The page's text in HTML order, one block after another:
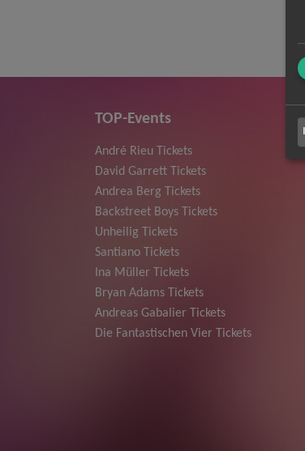
TOP-Events
André Rieu Tickets
David Garrett Tickets
Andrea Berg Tickets
Backstreet Boys Tickets
Unheilig Tickets
Santiano Tickets
Ina Müller Tickets
Bryan Adams Tickets
Andreas Gabalier Tickets
Die Fantastischen Vier Tickets